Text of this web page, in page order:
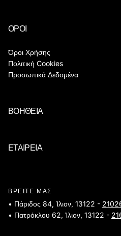
ΟΡΟΙ
Όροι Χρήσης
Πολιτική Cookies
Προσωπικά Δεδομένα
ΒΟΗΘΕΙΑ
ΕΤΑΙΡΕΙΑ
ΒΡΕΙΤΕ ΜΑΣ
• Πάριδος 84, Ίλιον, 13122 -
• Πατρόκλου 62, Ίλιον, 13122 -